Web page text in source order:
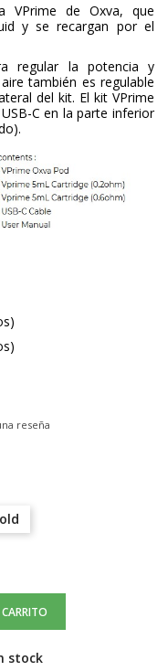
VPrime de Oxva, que
y se recargan por el
regular la potencia y
también es regulable
del kit. El kit VPrime
C en la parte inferior
reseña
stock